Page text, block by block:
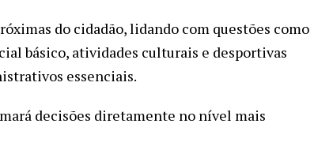
do cidadão, lidando com questões como
básico, atividades culturais e desportivas
essenciais.
decisões diretamente no nível mais